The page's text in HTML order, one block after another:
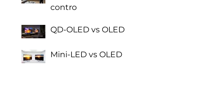
contro
QD-OLED vs OLED
Mini-LED vs OLED